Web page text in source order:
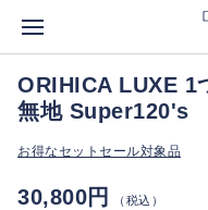
ORIHICA LUXE 1
無地 Super120's
お得なセットセール対象品
30,800円 （税込）